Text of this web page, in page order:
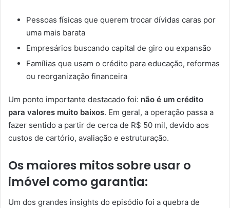
Pessoas físicas que querem trocar dívidas caras por
uma mais barata
Empresários buscando capital de giro ou expansão
Famílias que usam o crédito para educação, reformas
ou reorganização financeira
Um ponto importante destacado foi: não é um crédito
para valores muito baixos. Em geral, a operação passa a
fazer sentido a partir de cerca de R$ 50 mil, devido aos
custos de cartório, avaliação e estruturação.
Os maiores mitos sobre usar o
imóvel como garantia:
Um dos grandes insights do episódio foi a quebra de